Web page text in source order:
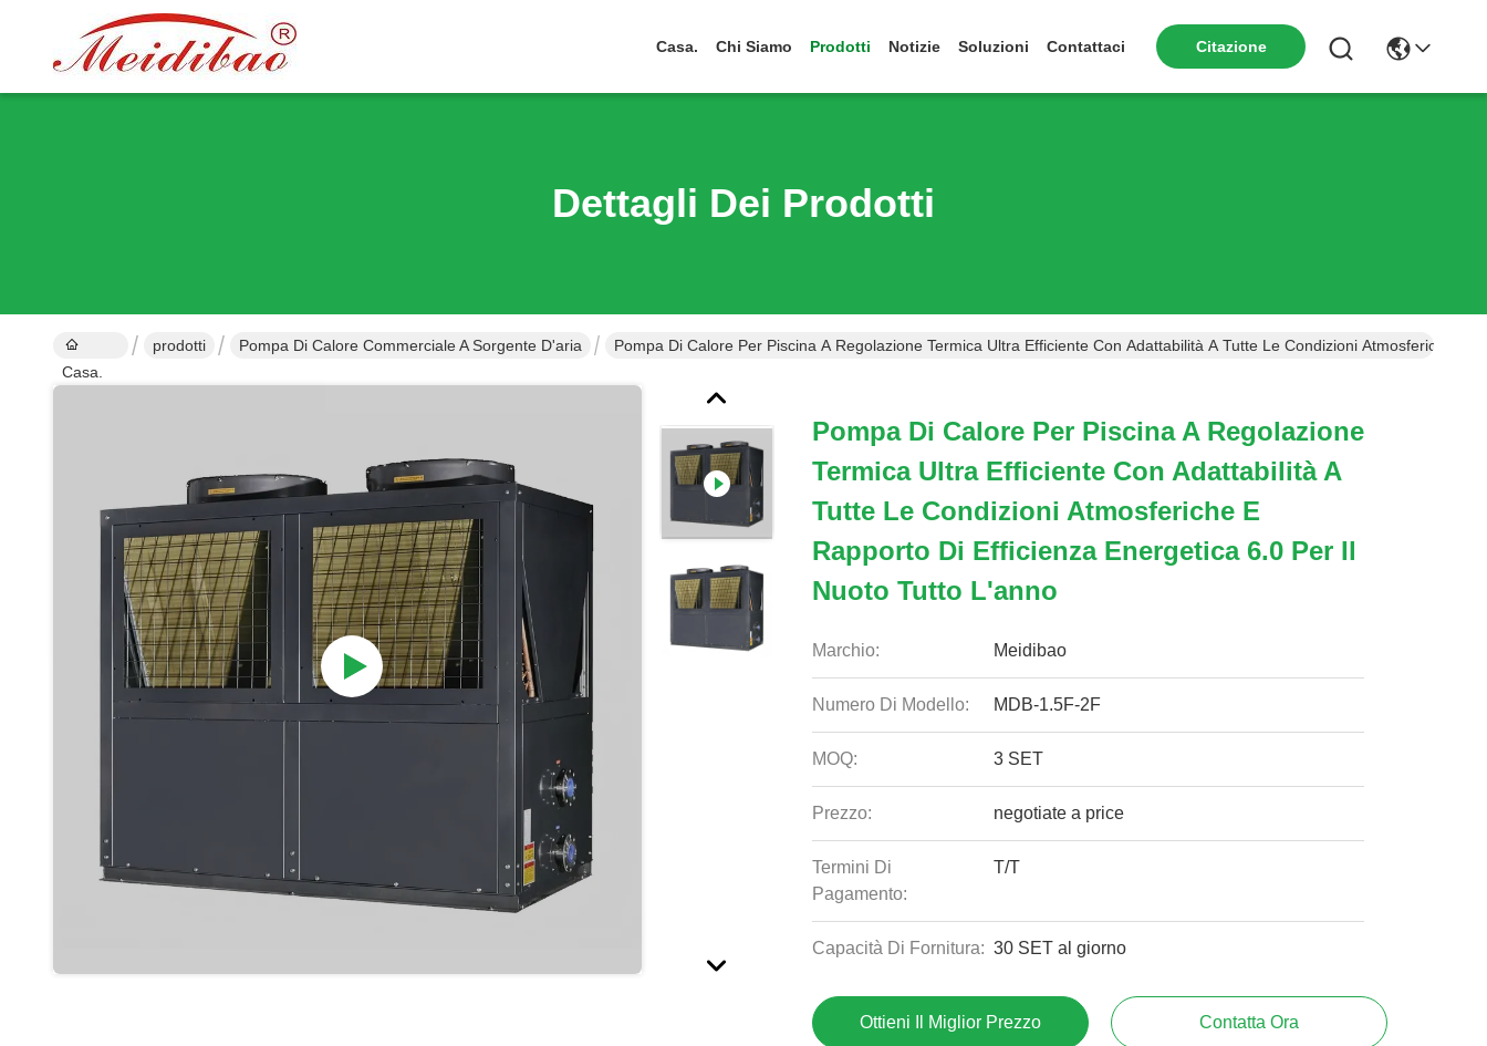
Casa. Chi Siamo Prodotti Notizie Soluzioni Contattaci Citazione
Dettagli Dei Prodotti
Casa.
prodotti Pompa Di Calore Commerciale A Sorgente D'aria Pompa Di Calore Per Piscina A Regolazione Termica Ultra Efficiente Con Adattabilità A Tutte Le Condizioni Atmosferiche E
Pompa Di Calore Per Piscina A Regolazione
Termica Ultra Efficiente Con Adattabilità A
Tutte Le Condizioni Atmosferiche E
Rapporto Di Efficienza Energetica 6.0 Per Il
Nuoto Tutto L'anno
Marchio: Meidibao
Numero Di Modello: MDB-1.5F-2F
MOQ: 3 SET
Prezzo: negotiate a price
Termini Di
Pagamento:
T/T
Capacità Di Fornitura: 30 SET al giorno
Ottieni Il Miglior Prezzo Contatta Ora